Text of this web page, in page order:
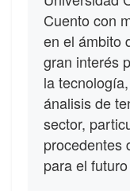
Cuento con
en el ámbito
gran interés
la
ánalisis de
sector,
procedentes
para el